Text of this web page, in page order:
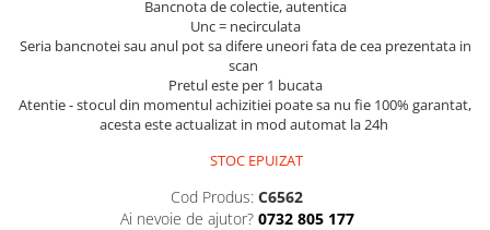
Monede Australia si Oceania
Monede Europa
Bancnote Australia si Oceania
Bancnota de colectie, autentica
Unc = necirculata
Seria bancnotei sau anul pot sa difere uneori fata de cea prezentata in
scan
Pretul este per 1 bucata
Atentie - stocul din momentul achizitiei poate sa nu fie 100% garantat,
acesta este actualizat in mod automat la 24h
STOC EPUIZAT
Cod Produs: C6562
Ai nevoie de ajutor? 0732 805 177